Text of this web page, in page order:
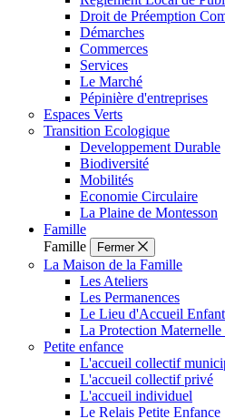
Droit de Préemption
Démarches
Commerces
Services
Le Marché
Pépinière d'entreprises
Espaces Verts
Transition Ecologique
Developpement Durable
Biodiversité
Mobilités
Economie Circulaire
La Plaine de Montesson
Famille
Famille
Fermer
La Maison de la Famille
Les Ateliers
Les Permanences
Le Lieu d'Accueil
La Protection
Petite enfance
L'accueil collectif
L'accueil collectif privé
L'accueil individuel
Le Relais Petite Enfance